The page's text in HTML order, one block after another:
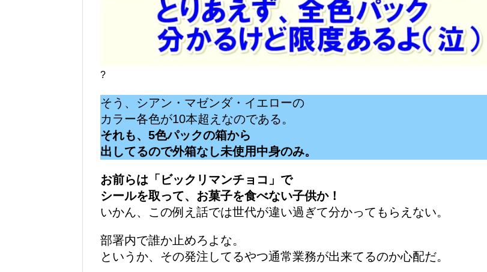
?
そう、シアン・マゼンダ・イエローの
カラー各色が10本超えなのである。
それも、5色パックの箱から
出してるので外箱なし未使用中身のみ。
お前らは「ビックリマンチョコ」で
シールを取って、お菓子を食べない子供か！
いかん、この例え話では世代が違い過ぎて分かってもらえない。
部署内で誰か止めろよな。
というか、その発注してるやつ通常業務が出来てるのか心配だ。